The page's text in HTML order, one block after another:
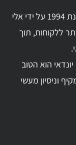
מרכזי השירות הילוך שישי יונדאי הוקמו בשנת 1994 על ידי אלי
ללקוחות, תוך
הוא הטוב
וניסיון מעשי